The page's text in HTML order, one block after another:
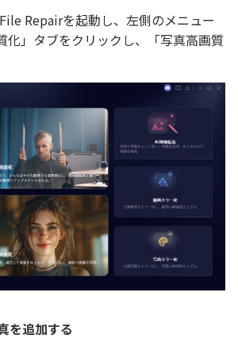
Repairを起動し、左側のメニュー
化」タブをクリックし、「写真高画質
を追加する